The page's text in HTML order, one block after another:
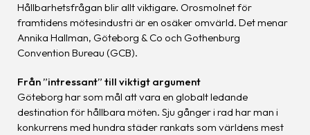
Hållbarhetsfrågan blir allt viktigare. Orosmolnet för
framtidens mötesindustri är en osäker omvärld. Det menar
Annika Hallman, Göteborg & Co och Gothenburg
Convention Bureau (GCB).
Från ”intressant” till viktigt argument
Göteborg har som mål att vara en globalt ledande
destination för hållbara möten. Sju gånger i rad har man i
konkurrens med hundra städer rankats som världens mest